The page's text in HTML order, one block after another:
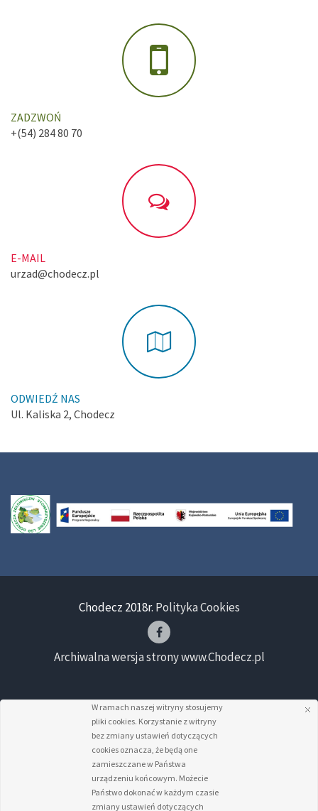
ZADZWOŃ
+(54) 284 80 70
E-MAIL
urzad@chodecz.pl
ODWIEDŹ NAS
Ul. Kaliska 2, Chodecz
Chodecz 2018r. Polityka Cookies
Archiwalna wersja strony www.Chodecz.pl
W ramach naszej witryny stosujemy
pliki cookies. Korzystanie z witryny
bez zmiany ustawień dotyczących
cookies oznacza, że będą one
zamieszczane w Państwa
urządzeniu końcowym. Możecie
Państwo dokonać w każdym czasie
zmiany ustawień dotyczących